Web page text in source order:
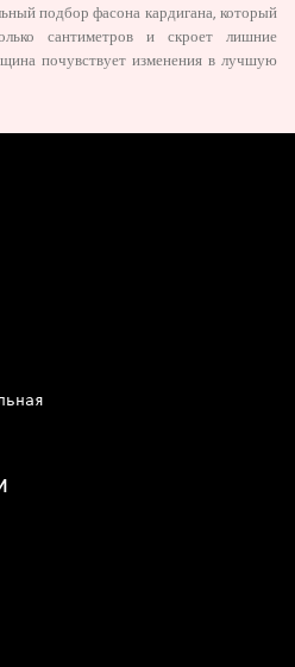
подбор фасона кардигана, который
сантиметров и скроет лишние
почувствует изменения в лучшую